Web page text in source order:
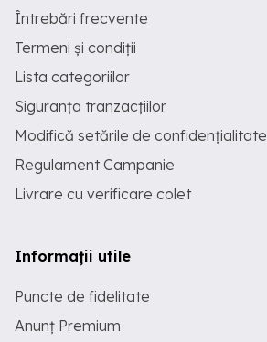
Întrebări frecvente
Termeni și condiții
Lista categoriilor
Siguranța tranzacțiilor
Modifică setările de confidențialitate
Regulament Campanie
Livrare cu verificare colet
Informații utile
Puncte de fidelitate
Anunț Premium